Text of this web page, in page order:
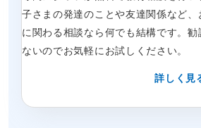
子さまの発達のことや友達関係など、
に関わる相談なら何でも結構です。勧
ないのでお気軽にお試しください。
詳しく見